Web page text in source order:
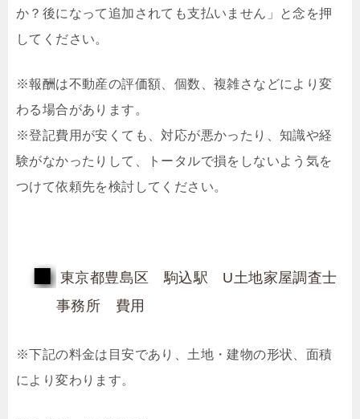
か？後になって追加されても支払いません」と念を押
してください。
※報酬は不動産の評価額、個数、複雑さなどにより変
わる場合があります。
※登記費用が安くても、対応が悪かったり、知識や経
験がなかったりして、トータルで損をしないよう気を
つけて依頼先を検討してください。
東京都豊島区 駒込駅 U土地家屋調査士
事務所 費用
※下記の料金は目安であり、土地・建物の形状、面積
により変わります。